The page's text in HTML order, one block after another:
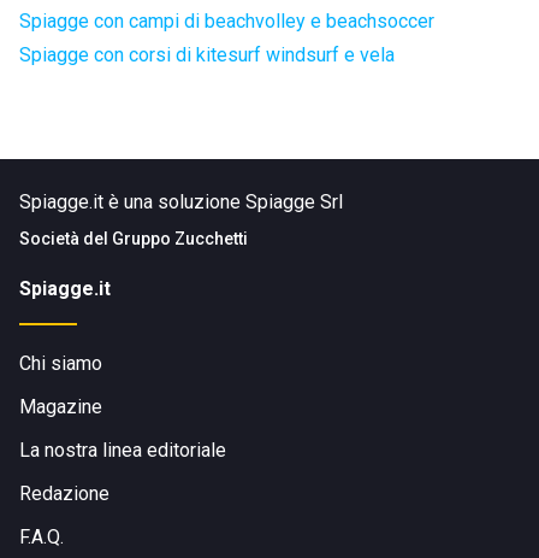
Spiagge con campi di beachvolley e beachsoccer
Spiagge con corsi di kitesurf windsurf e vela
Spiagge.it è una soluzione Spiagge Srl
Società del Gruppo Zucchetti
Spiagge.it
Chi siamo
Magazine
La nostra linea editoriale
Redazione
F.A.Q.